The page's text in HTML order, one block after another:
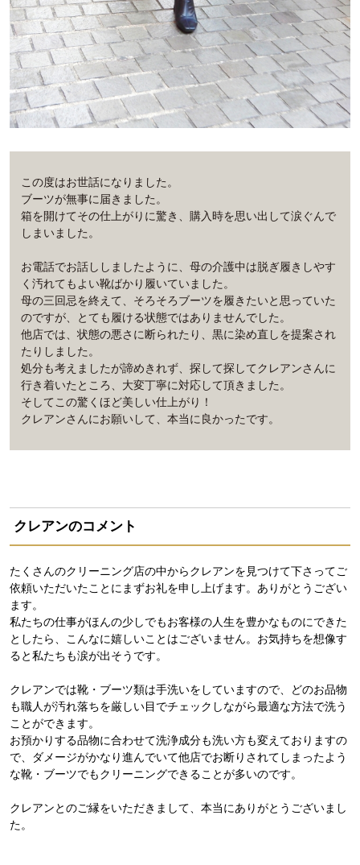
この度はお世話になりました。
ブーツが無事に届きました。
箱を開けてその仕上がりに驚き、購入時を思い出して涙ぐんで
しまいました。
お電話でお話ししましたように、母の介護中は脱ぎ履きしやす
く汚れてもよい靴ばかり履いていました。
母の三回忌を終えて、そろそろブーツを履きたいと思っていた
のですが、とても履ける状態ではありませんでした。
他店では、状態の悪さに断られたり、黒に染め直しを提案され
たりしました。
処分も考えましたが諦めきれず、探して探してクレアンさんに
行き着いたところ、大変丁寧に対応して頂きました。
そしてこの驚くほど美しい仕上がり！
クレアンさんにお願いして、本当に良かったです。
クレアンのコメント
たくさんのクリーニング店の中からクレアンを見つけて下さってご
依頼いただいたことにまずお礼を申し上げます。ありがとうござい
ます。
私たちの仕事がほんの少しでもお客様の人生を豊かなものにできた
としたら、こんなに嬉しいことはございません。お気持ちを想像す
ると私たちも涙が出そうです。
クレアンでは靴・ブーツ類は手洗いをしていますので、どのお品物
も職人が汚れ落ちを厳しい目でチェックしながら最適な方法で洗う
ことができます。
お預かりする品物に合わせて洗浄成分も洗い方も変えておりますの
で、ダメージがかなり進んでいて他店でお断りされてしまったよう
な靴・ブーツでもクリーニングできることが多いのです。
クレアンとのご縁をいただきまして、本当にありがとうございまし
た。